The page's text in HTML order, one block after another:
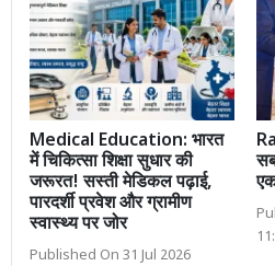
Medical Education: भारत
में चिकित्सा शिक्षा सुधार की
जरूरत! सस्ती मेडिकल पढ़ाई,
पारदर्शी प्रवेश और ग्रामीण
स्वास्थ्य पर जोर
Published On 31 Jul 2026